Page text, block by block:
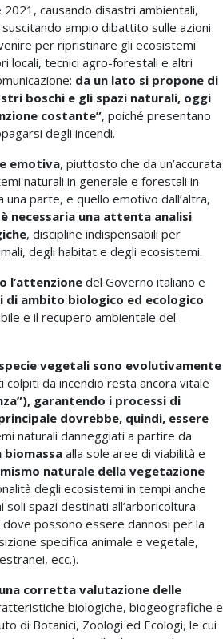
causando disastri ambientali,
ampio dibattito sulle azioni
per ripristinare gli ecosistemi
locali, tecnici agro-forestali e altri
da un lato si propone di
boschi e gli spazi naturali, oggi
costante”, poiché presentano
degli incendi.
emotiva, piuttosto che da un’accurata
naturali in generale e forestali in
parte, e quello emotivo dall’altra,
necessaria una attenta analisi
, discipline indispensabili per
degli habitat e degli ecosistemi.
l’attenzionedel Governo italiano e
ambito biologico ed ecologico
e il recupero ambientale del
vegetali sono evolutivamente
colpiti da incendio resta ancora vitale
garantendo i processi di
dovrebbe, quindi, essere
naturali danneggiati a partire da
biomassaalla sole aree di viabilità e
naturale della vegetazione
degli ecosistemi in tempi anche
soli spazi destinati all’arboricoltura
possono essere dannosi per la
specifica animale e vegetale,
ecc.).
corretta valutazione delle
biologiche, biogeografiche e
di Botanici, Zoologi ed Ecologi, le cui